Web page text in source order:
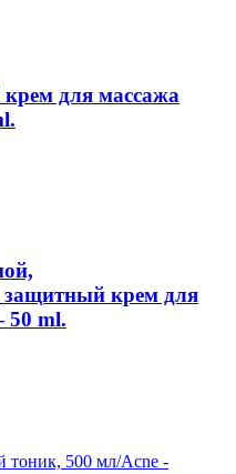
для массажа
крем для
50 ml.
тоник, 500 мл/Acne -